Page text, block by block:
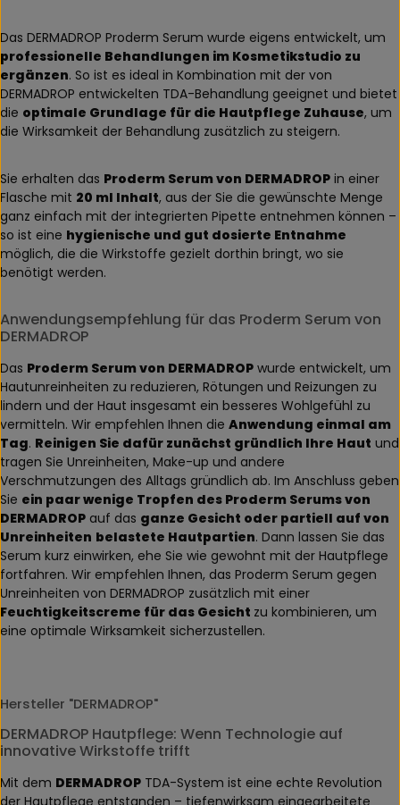
Das DERMADROP Proderm Serum wurde eigens entwickelt, um
professionelle Behandlungen im Kosmetikstudio zu
ergänzen. So ist es ideal in Kombination mit der von
DERMADROP entwickelten TDA-Behandlung geeignet und bietet
die optimale Grundlage für die Hautpflege Zuhause, um
die Wirksamkeit der Behandlung zusätzlich zu steigern.
Sie erhalten das Proderm Serum von DERMADROP in einer
Flasche mit 20 ml Inhalt, aus der Sie die gewünschte Menge
ganz einfach mit der integrierten Pipette entnehmen können –
so ist eine hygienische und gut dosierte Entnahme
möglich, die die Wirkstoffe gezielt dorthin bringt, wo sie
benötigt werden.
Anwendungsempfehlung für das Proderm Serum von
DERMADROP
Das Proderm Serum von DERMADROP wurde entwickelt, um
Hautunreinheiten zu reduzieren, Rötungen und Reizungen zu
lindern und der Haut insgesamt ein besseres Wohlgefühl zu
vermitteln. Wir empfehlen Ihnen die Anwendung einmal am
Tag. Reinigen Sie dafür zunächst gründlich Ihre Haut und
tragen Sie Unreinheiten, Make-up und andere
Verschmutzungen des Alltags gründlich ab. Im Anschluss geben
Sie ein paar wenige Tropfen des Proderm Serums von
DERMADROP auf das ganze Gesicht oder partiell auf von
Unreinheiten belastete Hautpartien. Dann lassen Sie das
Serum kurz einwirken, ehe Sie wie gewohnt mit der Hautpflege
fortfahren. Wir empfehlen Ihnen, das Proderm Serum gegen
Unreinheiten von DERMADROP zusätzlich mit einer
Feuchtigkeitscreme für das Gesicht zu kombinieren, um
eine optimale Wirksamkeit sicherzustellen.
Hersteller "DERMADROP"
DERMADROP Hautpflege: Wenn Technologie auf
innovative Wirkstoffe trifft
Mit dem DERMADROP TDA-System ist eine echte Revolution
der Hautpflege entstanden – tiefenwirksam eingearbeitete